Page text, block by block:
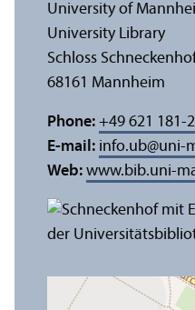
University of
University Library
Schloss
68161 Mannheim
Phone: +49 621 181-
E-mail: info.ub@uni-
Web: www.bib.uni-